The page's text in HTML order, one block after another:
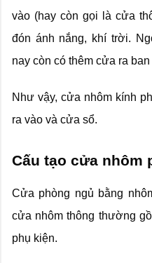
vào (hay còn gọi là cửa
đón ánh nắng, khí trời.
nay còn có thêm cửa ra ban
Như vậy, cửa nhôm kính
ra vào và cửa sổ.
Cấu tạo cửa nhôm
Cửa phòng ngủ bằng
cửa nhôm thông thường
phụ kiện.